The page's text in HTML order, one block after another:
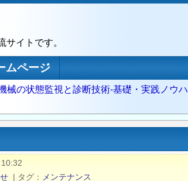
イトです。
ムページ
械の状態監視と診断技術‐基礎・実践ノウ
| タグ メンテナンス